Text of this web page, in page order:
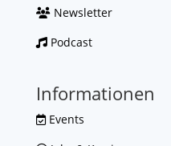
Newsletter
Podcast
Informationen
Events